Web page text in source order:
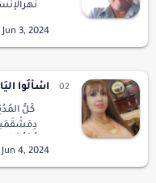
اسْأَلُوا
كُلُّ